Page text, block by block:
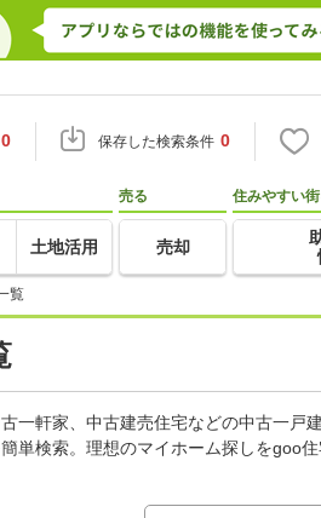
0 保存した検索条件 0
土地活用
売る
売却
住みやすい
覧
一軒家、中古建売住宅などの中古一戸
単検索。理想のマイホーム探しをgoo